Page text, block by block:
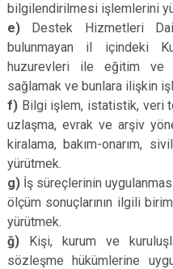
bilgilendirilmesi işlemlerini
e) Destek Hizmetleri
bulunmayan il içindeki
huzurevleri ile eğitim ve
sağlamak ve bunlara ilişkin
f) Bilgi işlem, istatistik, veri
uzlaşma, evrak ve arşiv
kiralama, bakım-onarım,
yürütmek.
g) İş süreçlerinin
ölçüm sonuçlarının ilgili
yürütmek.
ğ) Kişi, kurum ve
sözleşme hükümlerine